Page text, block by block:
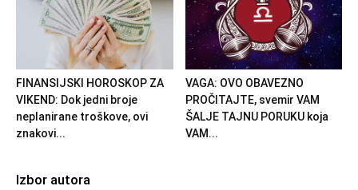
FINANSIJSKI HOROSKOP ZA
VIKEND: Dok jedni broje
neplanirane troškove, ovi
znakovi...
VAGA: OVO OBAVEZNO
PROČITAJTE, svemir VAM
ŠALJE TAJNU PORUKU koja
VAM...
Izbor autora